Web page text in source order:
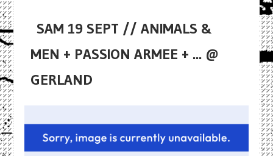
SAM 19 SEPT // ANIMALS &
MEN + PASSION ARMEE + ... @
GERLAND